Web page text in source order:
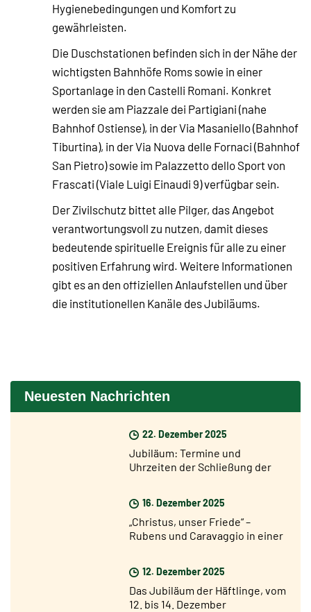
Hygienebedingungen und Komfort zu
gewährleisten.
Die Duschstationen befinden sich in der Nähe der
wichtigsten Bahnhöfe Roms sowie in einer
Sportanlage in den Castelli Romani. Konkret
werden sie am Piazzale dei Partigiani (nahe
Bahnhof Ostiense), in der Via Masaniello (Bahnhof
Tiburtina), in der Via Nuova delle Fornaci (Bahnhof
San Pietro) sowie im Palazzetto dello Sport von
Frascati (Viale Luigi Einaudi 9) verfügbar sein.
Der Zivilschutz bittet alle Pilger, das Angebot
verantwortungsvoll zu nutzen, damit dieses
bedeutende spirituelle Ereignis für alle zu einer
positiven Erfahrung wird. Weitere Informationen
gibt es an den offiziellen Anlaufstellen und über
die institutionellen Kanäle des Jubiläums.
Neuesten Nachrichten
22. Dezember 2025
Jubiläum: Termine und
Uhrzeiten der Schließung der
16. Dezember 2025
„Christus, unser Friede“ –
Rubens und Caravaggio in einer
12. Dezember 2025
Das Jubiläum der Häftlinge, vom
12. bis 14. Dezember